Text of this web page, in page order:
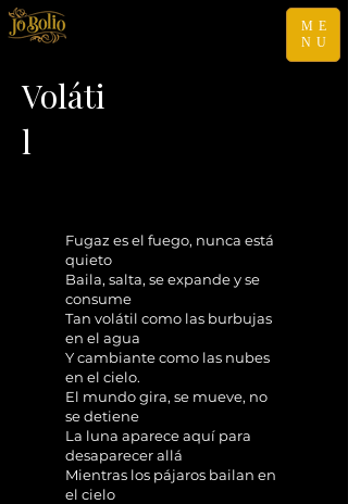
ME
NU
Voláti
l
Fugaz es el fuego, nunca está
quieto
Baila, salta, se expande y se
consume
Tan volátil como las burbujas
en el agua
Y cambiante como las nubes
en el cielo.
El mundo gira, se mueve, no
se detiene
La luna aparece aquí para
desaparecer allá
Mientras los pájaros bailan en
el cielo